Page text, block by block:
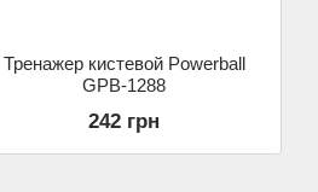
Тренажер кистевой Powerball
GPB-1288
242 грн